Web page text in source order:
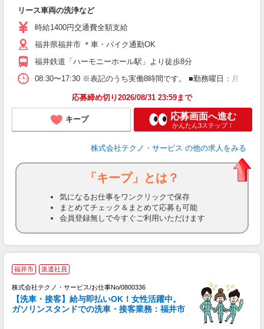
リース車両の洗浄など
時給1400円交通費全額支給
福井県福井市 ＊車・バイク通勤OK
福井鉄道「ハーモニーホール駅」より徒歩8分
08:30〜17:30 ※表記のうち実働8時間です。 ■勤務曜日：月
応募締め切り2026/08/31 23:59まで
キープ 応募画面へ進む
かんたん3ステップ！
株式会社テクノ・サービス の他の求人をみる
「キープ」とは？
気になるお仕事をワンクリックで保存
まとめてチェック＆まとめて応募も可能
会員登録無しで今すぐご利用いただけます
福井市 派遣社員
株式会社テクノ・サービス/お仕事No/0800336
【洗車・接客】給与即払いOK！女性活躍中。
ガソリンスタンドでの洗車・接客業務：福井市